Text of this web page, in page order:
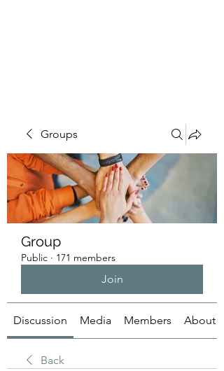
Groups
Group
Public · 171 members
Join
Discussion Media Members About
Back